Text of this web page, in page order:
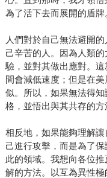
為了活下去而展開的盾牌
人們對於自己無法避開
己辛苦的人。因為人類
驗，並對其做出應對。
間會減低速度；但是在
似。所以，如果無法得
格，並悟出與其共存的方
相反地，如果能夠理解
己進行攻擊，而是為了
此的領域。我想向各位
解的方法。以互為異性